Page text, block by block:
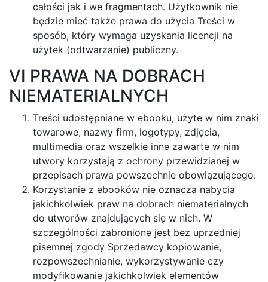
całości jak i we fragmentach. Użytkownik nie
będzie mieć także prawa do użycia Treści w
sposób, który wymaga uzyskania licencji na
użytek (odtwarzanie) publiczny.
VI PRAWA NA DOBRACH
NIEMATERIALNYCH
Treści udostępniane w ebooku, użyte w nim znaki
towarowe, nazwy firm, logotypy, zdjęcia,
multimedia oraz wszelkie inne zawarte w nim
utwory korzystają z ochrony przewidzianej w
przepisach prawa powszechnie obowiązującego.
Korzystanie z ebooków nie oznacza nabycia
jakichkolwiek praw na dobrach niematerialnych
do utworów znajdujących się w nich. W
szczególności zabronione jest bez uprzedniej
pisemnej zgody Sprzedawcy kopiowanie,
rozpowszechnianie, wykorzystywanie czy
modyfikowanie jakichkolwiek elementów